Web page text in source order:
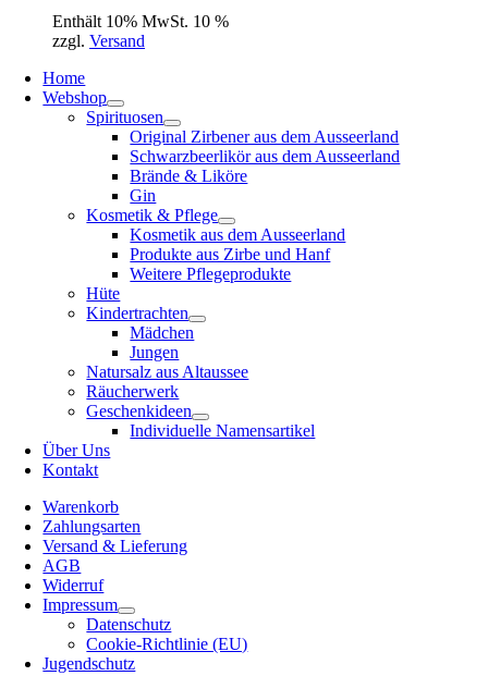
Enthält 10% MwSt. 10 %
zzgl. Versand
Home
Webshop
Spirituosen
Original Zirbener aus dem Ausseerland
Schwarzbeerlikör aus dem Ausseerland
Brände & Liköre
Gin
Kosmetik & Pflege
Kosmetik aus dem Ausseerland
Produkte aus Zirbe und Hanf
Weitere Pflegeprodukte
Hüte
Kindertrachten
Mädchen
Jungen
Natursalz aus Altaussee
Räucherwerk
Geschenkideen
Individuelle Namensartikel
Über Uns
Kontakt
Warenkorb
Zahlungsarten
Versand & Lieferung
AGB
Widerruf
Impressum
Datenschutz
Cookie-Richtlinie (EU)
Jugendschutz